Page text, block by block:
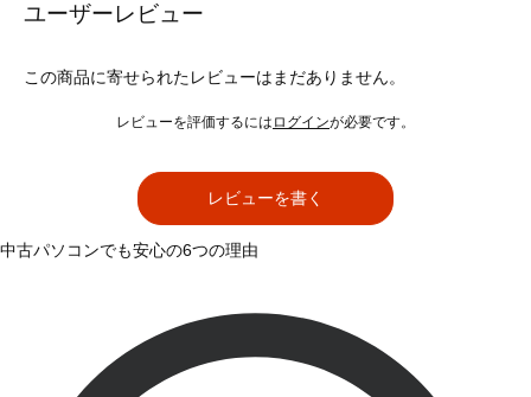
ユーザーレビュー
この商品に寄せられたレビューはまだありません。
レビューを評価するには ログインが必要です。
レビューを書く
中古パソコンでも安心の6つの理由